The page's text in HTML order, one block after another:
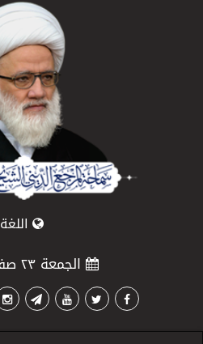
اللغة
الجمعة ٢٣ صفر ١٤٤٨ هـ